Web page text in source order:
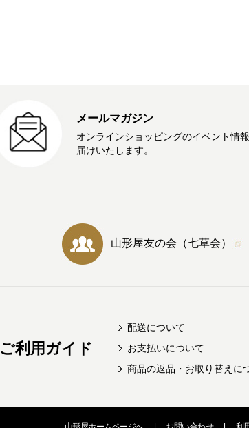
メールマガジン
オンラインショッピングのイベント情
届けいたします。
山形屋友の会 （七草会）
ご利用ガイド
配送について
お支払いについて
商品の返品・お取り替えに